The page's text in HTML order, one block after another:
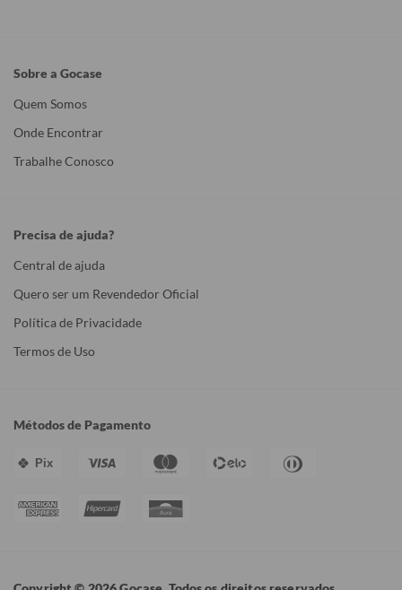
Sobre a Gocase
Quem Somos
Onde Encontrar
Trabalhe Conosco
Precisa de ajuda?
Central de ajuda
Quero ser um Revendedor Oficial
Política de Privacidade
Termos de Uso
Métodos de Pagamento
Pix